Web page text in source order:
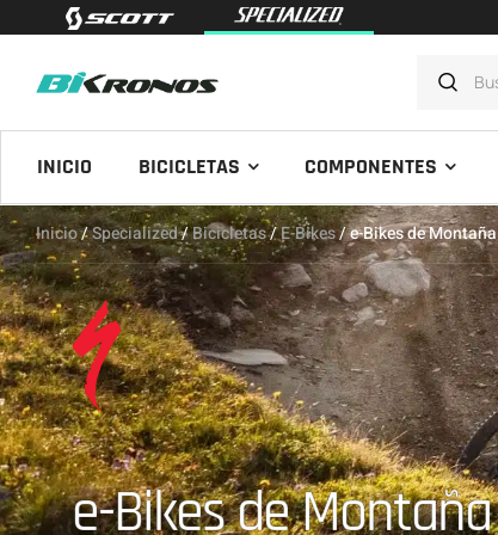
INICIO BICICLETAS COMPONENTES
Inicio/Specialized/Bicicletas/E-Bikes/ e-Bikes de Montaña
e-Bikes de Montaña